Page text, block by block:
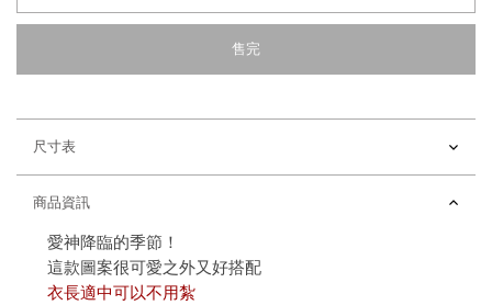
售完
尺寸表
商品資訊
愛神降臨的季節！
這款圖案很可愛之外又好搭配
衣長適中可以不用紮